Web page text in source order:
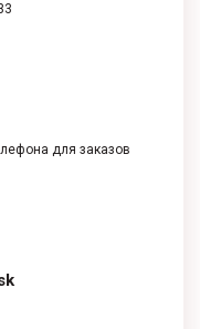
для заказов